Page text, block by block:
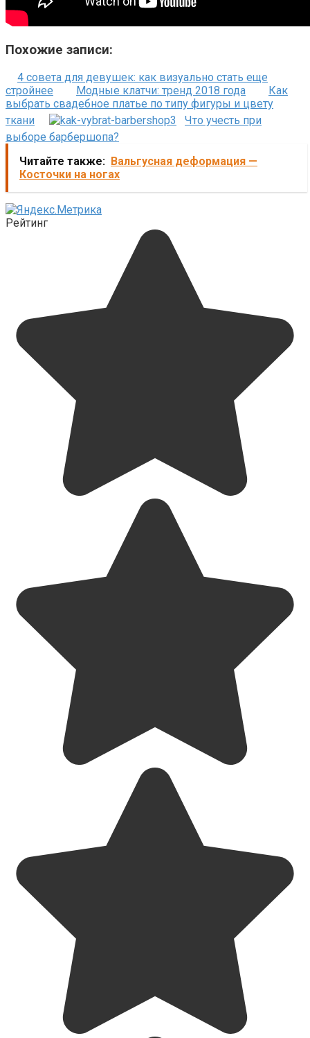
Похожие записи:
4 совета для девушек: как визуально стать еще
стройнее
Модные клатчи: тренд 2018 года
Как
выбрать свадебное платье по типу фигуры и цвету
ткани
Что учесть при
выборе барбершопа?
Читайте также: Вальгусная деформация —
Косточки на ногах
Рейтинг